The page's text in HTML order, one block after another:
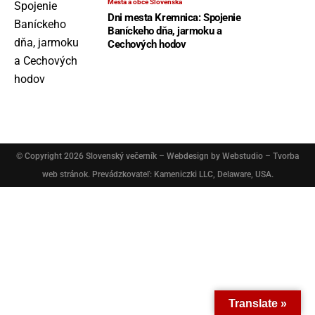
Mestá a obce Slovenska
Dni mesta Kremnica: Spojenie
Baníckeho dňa, jarmoku a
Cechových hodov
© Copyright 2026 Slovenský večerník – Webdesign by Webstudio – Tvorba
web stránok. Prevádzkovateľ: Kameniczki LLC, Delaware, USA.
Translate »